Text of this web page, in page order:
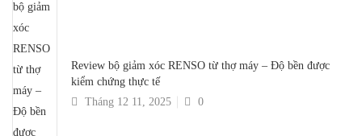
Review bộ giảm xóc RENSO từ thợ máy – Độ bền được
kiểm chứng thực tế
Tháng 12 11, 2025
0